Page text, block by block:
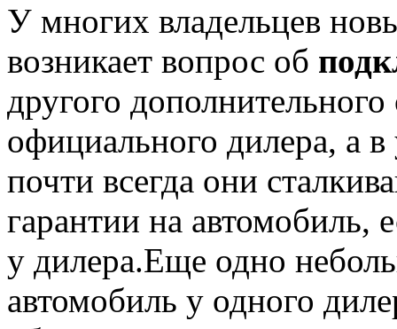
У многих владельцев
возникает вопрос об
другого
официального дилера, а
почти всегда они
гарантии на автомобиль,
у дилера.Еще одно
автомобиль у одного